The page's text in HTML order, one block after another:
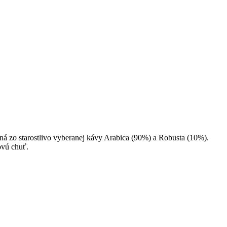
zo starostlivo vyberanej kávy Arabica (90%) a Robusta (10%).
chuť.